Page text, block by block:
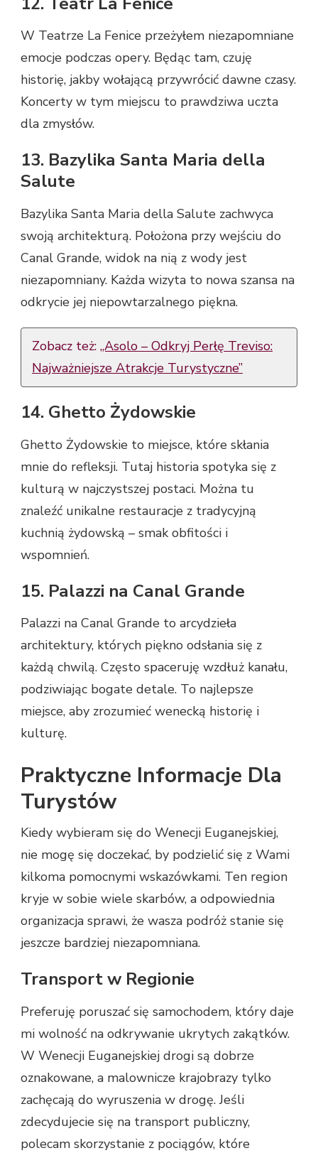
W Teatrze La Fenice przeżyłem niezapomniane
emocje podczas opery. Będąc tam, czuję
historię, jakby wołającą przywrócić dawne czasy.
Koncerty w tym miejscu to prawdziwa uczta
dla zmysłów.
13. Bazylika Santa Maria della
Salute
Bazylika Santa Maria della Salute zachwyca
swoją architekturą. Położona przy wejściu do
Canal Grande, widok na nią z wody jest
niezapomniany. Każda wizyta to nowa szansa na
odkrycie jej niepowtarzalnego piękna.
Zobacz też: „Asolo – Odkryj Perłę Treviso:
Najważniejsze Atrakcje Turystyczne”
14. Ghetto Żydowskie
Ghetto Żydowskie to miejsce, które skłania
mnie do refleksji. Tutaj historia spotyka się z
kulturą w najczystszej postaci. Można tu
znaleźć unikalne restauracje z tradycyjną
kuchnią żydowską – smak obfitości i
wspomnień.
15. Palazzi na Canal Grande
Palazzi na Canal Grande to arcydzieła
architektury, których piękno odsłania się z
każdą chwilą. Często spaceruję wzdłuż kanału,
podziwiając bogate detale. To najlepsze
miejsce, aby zrozumieć wenecką historię i
kulturę.
Praktyczne Informacje Dla
Turystów
Kiedy wybieram się do Wenecji Euganejskiej,
nie mogę się doczekać, by podzielić się z Wami
kilkoma pomocnymi wskazówkami. Ten region
kryje w sobie wiele skarbów, a odpowiednia
organizacja sprawi, że wasza podróż stanie się
jeszcze bardziej niezapomniana.
Transport w Regionie
Preferuję poruszać się samochodem, który daje
mi wolność na odkrywanie ukrytych zakątków.
W Wenecji Euganejskiej drogi są dobrze
oznakowane, a malownicze krajobrazy tylko
zachęcają do wyruszenia w drogę. Jeśli
zdecydujecie się na transport publiczny,
polecam skorzystanie z pociągów, które